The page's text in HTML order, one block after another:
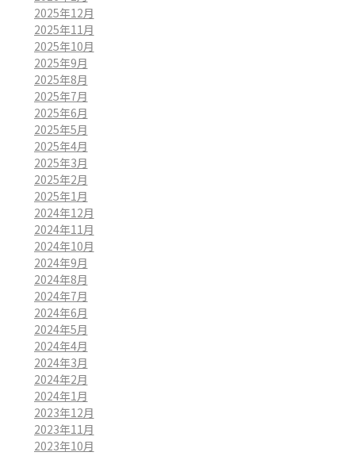
2025年12月
2025年11月
2025年10月
2025年9月
2025年8月
2025年7月
2025年6月
2025年5月
2025年4月
2025年3月
2025年2月
2025年1月
2024年12月
2024年11月
2024年10月
2024年9月
2024年8月
2024年7月
2024年6月
2024年5月
2024年4月
2024年3月
2024年2月
2024年1月
2023年12月
2023年11月
2023年10月